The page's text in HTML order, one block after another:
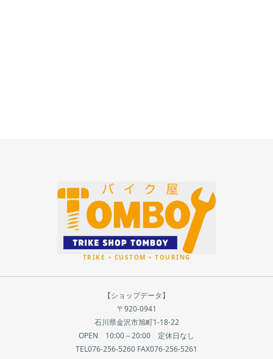
【ショップデータ】
〒920-0941
石川県金沢市旭町1-18-22
OPEN 10:00～20:00 定休日なし
TEL076-256-5260 FAX076-256-5261